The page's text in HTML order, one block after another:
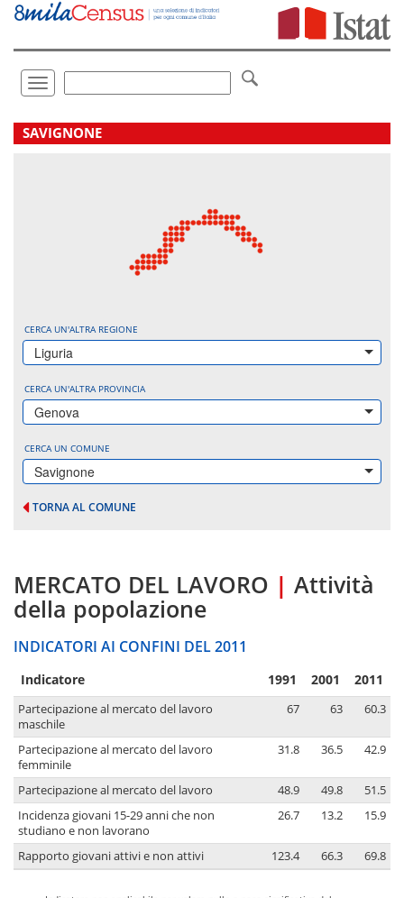
Vai
direttamente
Toggle
navigation
.
SAVIGNONE
CERCA UN'ALTRA REGIONE
Liguria
CERCA UN'ALTRA PROVINCIA
Genova
CERCA UN COMUNE
Savignone
TORNA AL COMUNE
MERCATO DEL LAVORO | Attività
della popolazione
INDICATORI AI CONFINI DEL 2011
Indicatore 1991 2001 2011
Partecipazione al mercato del lavoro
maschile
67 63 60.3
Partecipazione al mercato del lavoro
femminile
31.8 36.5 42.9
Partecipazione al mercato del lavoro 48.9 49.8
51.5
Incidenza giovani 15-29 anni che non
studiano e non lavorano
26.7 13.2 15.9
Rapporto giovani attivi e non attivi 123.4 66.3 69.8